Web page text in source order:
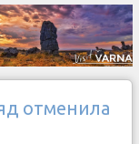
отменила